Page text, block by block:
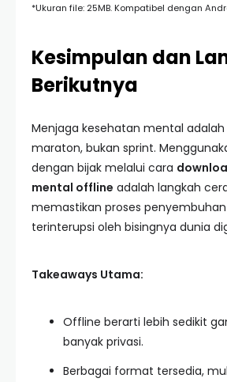
*Ukuran file: 25MB. Kompatibel dengan
Kesimpulan dan
Berikutnya
Menjaga kesehatan mental
maraton, bukan sprint.
dengan bijak melalui cara
mental offline adalah langkah
memastikan proses
terinterupsi oleh bisingnya dunia
Takeaways Utama:
Offline berarti lebih sedikit
banyak privasi.
Berbagai format tersedia,